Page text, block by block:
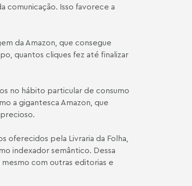
comunicação. Isso favorece a
da Amazon, que consegue
quantos cliques fez até finalizar
no hábito particular de consumo
a gigantesca Amazon, que
oferecidos pela Livraria da Folha,
indexador semântico. Dessa
com outras editorias e